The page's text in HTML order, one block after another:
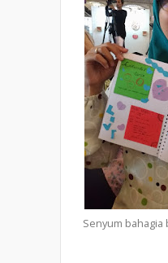
Senyum